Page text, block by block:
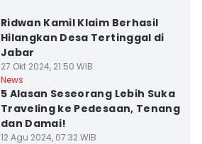
Ridwan Kamil Klaim Berhasil
Hilangkan Desa Tertinggal di
Jabar
27 Okt 2024, 21:50 WIB
News
5 Alasan Seseorang Lebih Suka
Traveling ke Pedesaan, Tenang
dan Damai!
12 Agu 2024, 07:32 WIB